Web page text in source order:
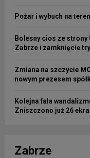
Pożar i wybuch na
Bolesny cios ze strony
Zabrze i zamknięcie
Zmiana na szczycie
nowym prezesem
Kolejna fala
Zniszczono już 26
Zabrze